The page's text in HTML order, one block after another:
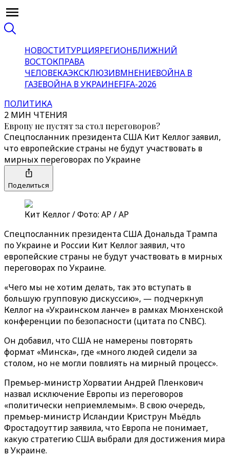
НОВОСТИТУРЦИЯРЕГИОНБЛИЖНИЙ
ВОСТОКПРАВА
ЧЕЛОВЕКАЭКСКЛЮЗИВМНЕНИЕВОЙНА В
ГАЗЕВОЙНА В УКРАИНЕFIFA-2026
ПОЛИТИКА
2 МИН ЧТЕНИЯ
Европу не пустят за стол переговоров?
Спецпосланник президента США Кит Келлог заявил,
что европейские страны не будут участвовать в
мирных переговорах по Украине
Поделиться
Кит Келлог / Фото: AP / AP
Спецпосланник президента США Дональда Трампа
по Украине и России Кит Келлог заявил, что
европейские страны не будут участвовать в мирных
переговорах по Украине.
«Чего мы не хотим делать, так это вступать в
большую групповую дискуссию», — подчеркнул
Келлог на «Украинском ланче» в рамках Мюнхенской
конференции по безопасности (цитата по CNBC).
Он добавил, что США не намерены повторять
формат «Минска», где «много людей сидели за
столом, но не могли повлиять на мирный процесс».
Премьер-министр Хорватии Андрей Пленкович
назвал исключение Европы из переговоров
«политически неприемлемым». В свою очередь,
премьер-министр Исландии Криструн Мьёдль
Фростадоуттир заявила, что Европа не понимает,
какую стратегию США выбрали для достижения мира
в Украине.